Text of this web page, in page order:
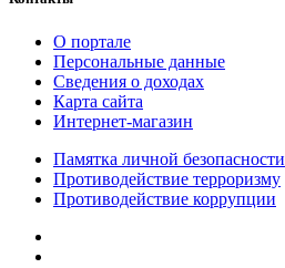
О портале
Персональные данные
Сведения о доходах
Карта сайта
Интернет-магазин
Памятка личной безопасности
Противодействие терроризму
Противодействие коррупции